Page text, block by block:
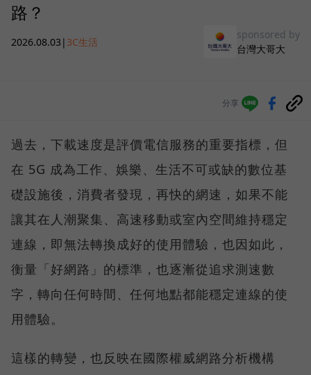
路？
2026.08.03 | 3C生活
sponsored by
台灣大哥大
分享
過去，下載速度是評價電信服務的重要指標，但
在 5G 成為工作、娛樂、生活不可或缺的數位基
礎設施後，消費者發現，再快的網速，如果不能
讓其在人潮聚集、高速移動或室內空間維持穩定
連線，即無法轉換成好的使用體驗，也因如此，
衡量「好網路」的標準，也逐漸從追求測速數
字，轉向任何時間、任何地點都能穩定連線的使
用體驗。
這樣的轉變，也反映在國際權威網路分析機構